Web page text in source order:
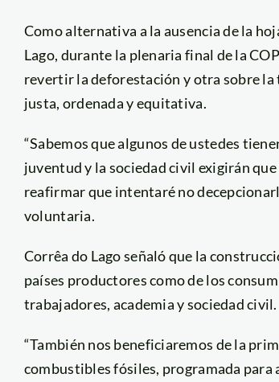
Como alternativa a la ausencia de la
Lago, durante la plenaria final de la
revertir la deforestación y otra sobre
justa, ordenada y equitativa.
“Sabemos que algunos de ustedes
juventud y la sociedad civil exigirán
reafirmar que intentaré no
voluntaria.
Corrêa do Lago señaló que la
países productores como de los
trabajadores, academia y sociedad civil.
“También nos beneficiaremos de la
combustibles fósiles, programada para